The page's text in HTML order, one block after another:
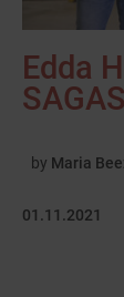
Edda
by Maria
01.11.2021